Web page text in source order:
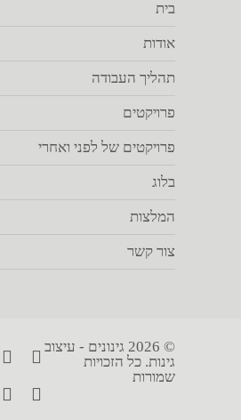
בית
אודות
תהליך העבודה
פרויקטים
פרויקטים של לפני ואחרי
בלוג
המלצות
צור קשר
© 2026 גינונים - עיצוב
גינות. כל הזכויות
שמורות